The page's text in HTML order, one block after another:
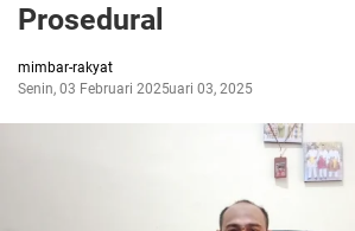
Prosedural
mimbar-rakyat
Senin, 03 Februari 2025Februari 03, 2025